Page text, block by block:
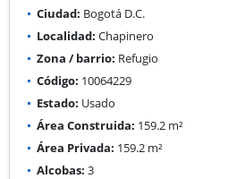
Ciudad: Bogotá D.C.
Localidad: Chapinero
Zona / barrio: Refugio
Código: 10064229
Estado: Usado
Área Construida: 159.2 m²
Área Privada: 159.2 m²
Alcobas: 3